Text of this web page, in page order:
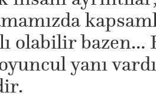
olabilir bazen…
yanı